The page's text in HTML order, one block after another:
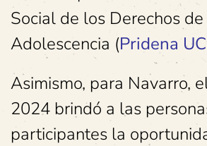
Social de los Derechos
Adolescencia (Pridena
Asimismo, para Navarro,
2024 brindó a las
participantes la